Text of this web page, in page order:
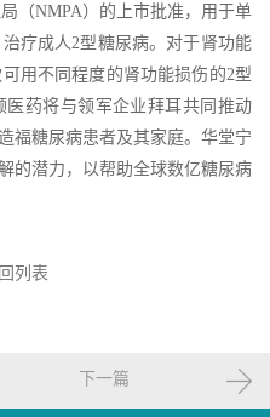
（NMPA）的上市批准，用于单
疗成人2型糖尿病。对于肾功能
用不同程度的肾功能损伤的2型
药将与领军企业拜耳共同推动
福糖尿病患者及其家庭。华堂宁
的潜力，以帮助全球数亿糖尿病
列表
下一篇